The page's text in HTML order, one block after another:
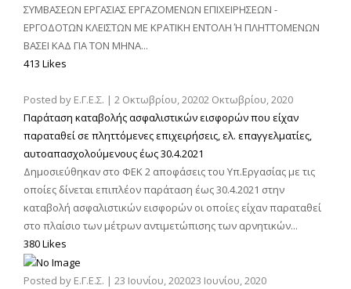
ΣΥΜΒΑΣΕΩΝ ΕΡΓΑΣΙΑΣ ΕΡΓΑΖΟΜΕΝΩΝ ΕΠΙΧΕΙΡΗΣΕΩΝ -
ΕΡΓΟΔΟΤΩΝ ΚΛΕΙΣΤΩΝ ΜΕ ΚΡΑΤΙΚΗ ΕΝΤΟΛΗ Ή ΠΛΗΤΤΟΜΕΝΩΝ
ΒΑΣΕΙ ΚΑΔ ΓΙΑ ΤΟΝ ΜΗΝΑ...
413 Likes
Posted by Ε.Γ.Ε.Σ. | 2 Οκτωβρίου, 20202 Οκτωβρίου, 2020
Παράταση καταβολής ασφαλιστικών εισφορών που είχαν
παραταθεί σε πληττόμενες επιχειρήσεις, ελ. επαγγελματίες,
αυτοαπασχολούμενους έως 30.4.2021
Δημοσιεύθηκαν στο ΦΕΚ 2 αποφάσεις του Υπ.Εργασίας με τις
οποίες δίνεται επιπλέον παράταση έως 30.4.2021 στην
καταβολή ασφαλιστικών εισφορών οι οποίες είχαν παραταθεί
στο πλαίσιο των μέτρων αντιμετώπισης των αρνητικών...
380 Likes
Posted by Ε.Γ.Ε.Σ. | 23 Ιουνίου, 202023 Ιουνίου, 2020